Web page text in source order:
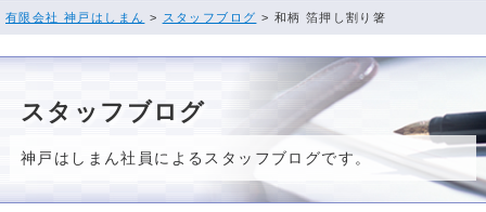
有限会社 神戸はしまん > スタッフブログ > 和柄 箔押し割り箸
スタッフブログ
神戸はしまん社員によるスタッフブログです。